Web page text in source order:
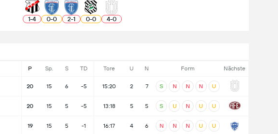
1-4 0-0 2-1 0-0 4-0
P Sp. S TD Tore U N Form Nächste
20 15 6 -5 15:20 2 7 S N N N U
20 15 5 -5 13:18 5 5 S U N U U
19 15 5 -1 16:17 4 6 N N N U U